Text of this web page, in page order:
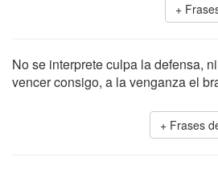
No se interprete culpa la defensa,
vencer consigo, a la venganza el
Frases